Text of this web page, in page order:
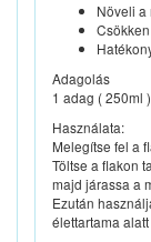
Növeli a
Adagolás
1 adag ( 250ml
Használata:
Melegítse fel a
Töltse a flakon
majd járassa a
Ezután
élettartama